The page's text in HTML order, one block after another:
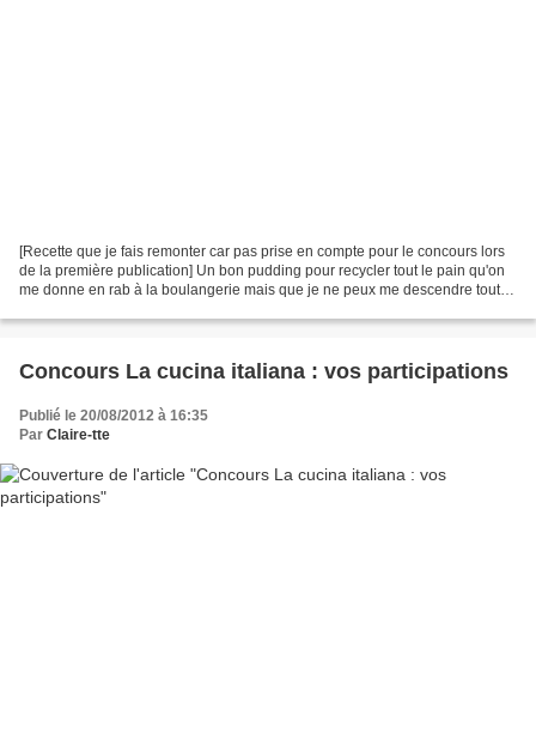
[Recette que je fais remonter car pas prise en compte pour le concours lors
de la première publication] Un bon pudding pour recycler tout le pain qu'on
me donne en rab à la boulangerie mais que je ne peux me descendre toute
Concours La cucina italiana : vos participations
Publié le 20/08/2012 à 16:35
Par Claire-tte